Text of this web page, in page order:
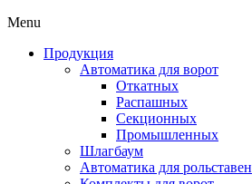
Menu
Продукция
Автоматика для ворот
Откатных
Распашных
Секционных
Промышленных
Шлагбаум
Автоматика для рольставен